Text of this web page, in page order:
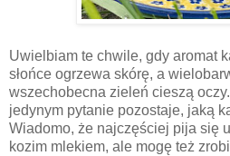
Uwielbiam te chwile, gdy aromat
słońce ogrzewa skórę, a
wszechobecna zieleń cieszą
jedynym pytanie pozostaje, jaką
Wiadomo, że najczęściej pija się
kozim mlekiem, ale mogę też